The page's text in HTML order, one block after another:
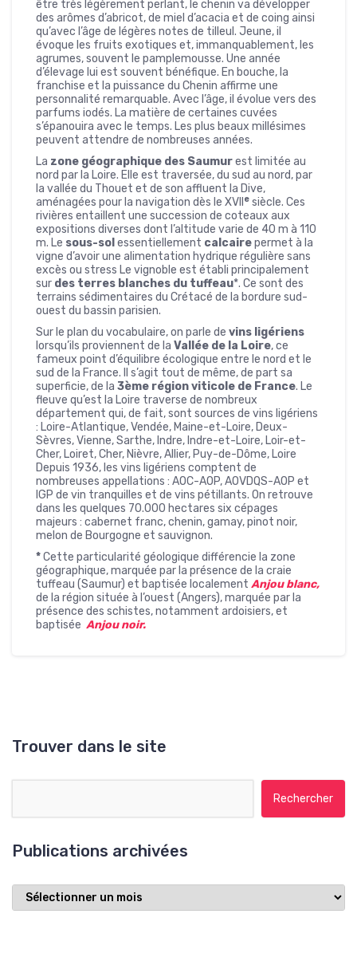
être très légèrement perlant, le chenin va développer
des arômes d’abricot, de miel d’acacia et de coing ainsi
qu’avec l’âge de légères notes de tilleul. Jeune, il
évoque les fruits exotiques et, immanquablement, les
agrumes, souvent le pamplemousse. Une année
d’élevage lui est souvent bénéfique. En bouche, la
franchise et la puissance du Chenin affirme une
personnalité remarquable. Avec l’âge, il évolue vers des
parfums iodés. La matière de certaines cuvées
s’épanouira avec le temps. Les plus beaux millésimes
peuvent attendre de nombreuses années.
La zone géographique des Saumurest limitée au
nord par la Loire. Elle est traversée, du sud au nord, par
la vallée du Thouet et de son affluent la Dive,
aménagées pour la navigation dès le XVII e siècle. Ces
rivières entaillent une succession de coteaux aux
expositions diverses dont l’altitude varie de 40 m à 110
m. Le sous-sol essentiellement calcairepermet à la
vigne d’avoir une alimentation hydrique régulière sans
excès ou stress Le vignoble est établi principalement
sur des terres blanches du tuffeau*. Ce sont des
terrains sédimentaires du Crétacé de la bordure sud-
ouest du bassin parisien.
Sur le plan du vocabulaire, on parle de vins ligériens
lorsqu’ils proviennent de la Vallée de la Loire, ce
fameux point d’équilibre écologique entre le nord et le
sud de la France. Il s’agit tout de même, de part sa
superficie, de la 3ème région viticole de France. Le
fleuve qu’est la Loire traverse de nombreux
département qui, de fait, sont sources de vins ligériens
: Loire-Atlantique, Vendée, Maine-et-Loire, Deux-
Sèvres, Vienne, Sarthe, Indre, Indre-et-Loire, Loir-et-
Cher, Loiret, Cher, Nièvre, Allier, Puy-de-Dôme, Loire
Depuis 1936, les vins ligériens comptent de
nombreuses appellations : AOC-AOP, AOVDQS-AOP et
IGP de vin tranquilles et de vins pétillants. On retrouve
dans les quelques 70.000 hectares six cépages
majeurs : cabernet franc, chenin, gamay, pinot noir,
melon de Bourgogne et sauvignon.
*Cette particularité géologique différencie la zone
géographique, marquée par la présence de la craie
tuffeau (Saumur) et baptisée localement Anjou blanc,
de la région située à l’ouest (Angers), marquée par la
présence des schistes, notamment ardoisiers, et
baptisée Anjou noir.
Trouver dans le site
Publications archivées
Publications
archivées